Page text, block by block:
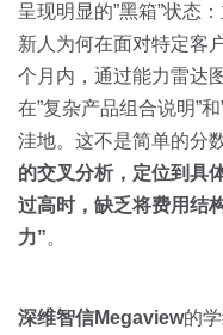
呈现明显的”黑箱”状态
新人为何在面对特定客
个月内，通过能力雷达
在”复杂产品组合说明”
洼地。这不是简单的分
的交叉分析，定位到
过高时，缺乏将费用结
力”。
深维智信Megaview的